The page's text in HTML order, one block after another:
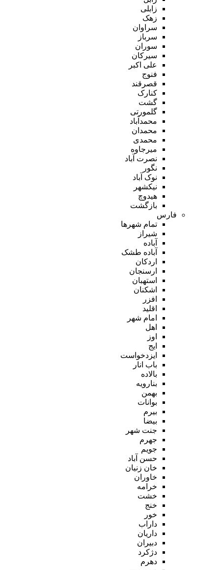
زابلی
زهک
سراوان
سرباز
سوران
سیرکان
علی اکبر
فنوج
قصرقند
کنارک
گشت
گلمورتی
محمدآباد
محمدان
محمدی
میرجاوه
نصرت آباد
نگور
نوک آباد
نیکشهر
هیدوچ
بازگشت
فارس
تمام شهر‌ها
شیراز
آباده
آباده طشک
اردکان
ارسنجان
استهبان
اشکنان
افزر
اقلید
امام شهر
اهل
اوز
ایج
ایزدخواست
باب انار
بالاده
بنارویه
بهمن
بوانات
بیرم
بیضا
جنت شهر
جهرم
جویم
حسن آباد
خان زنیان
خاوران
خرامه
خشت
خنج
خور
داراب
داریان
دبیران
دژکرد
دهرم